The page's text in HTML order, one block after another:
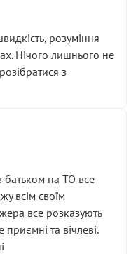
розуміння
Нічого лишнього не
з
батьком на ТО все
всім своїм
все розказують
та вічлеві.